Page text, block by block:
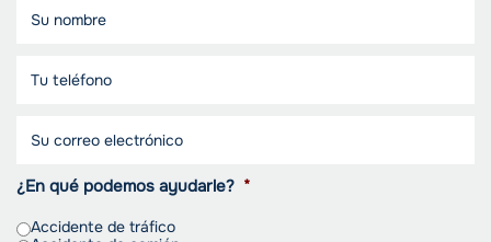
¿En qué podemos ayudarle? *
Accidente de tráfico